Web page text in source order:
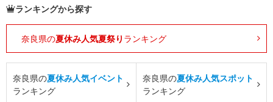
ランキングから探す
奈良県の夏休み人気夏祭り ランキング
奈良県の夏休み人気イベント
ランキング
奈良県の夏休み人気スポット
ランキング